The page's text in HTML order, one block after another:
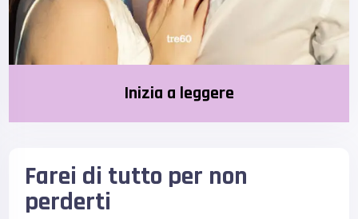
Inizia a leggere
Farei di tutto per non
perderti